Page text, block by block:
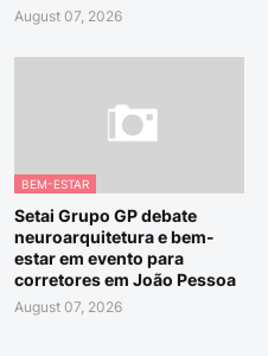
August 07, 2026
BEM-ESTAR
Setai Grupo GP debate
neuroarquitetura e bem-
estar em evento para
corretores em João Pessoa
August 07, 2026